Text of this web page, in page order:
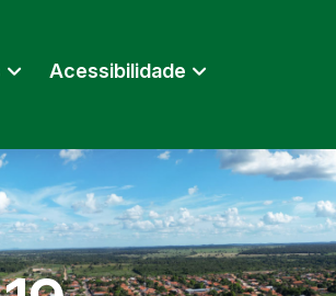
Acessibilidade